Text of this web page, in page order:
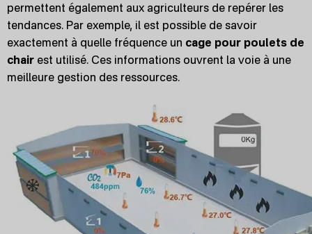
permettent également aux agriculteurs de repérer les
tendances. Par exemple, il est possible de savoir
exactement à quelle fréquence un cage pour poulets de
chair est utilisé. Ces informations ouvrent la voie à une
meilleure gestion des ressources.